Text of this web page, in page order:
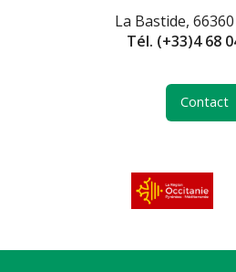
La Bastide,
Tél. (+33)4 68
Contact